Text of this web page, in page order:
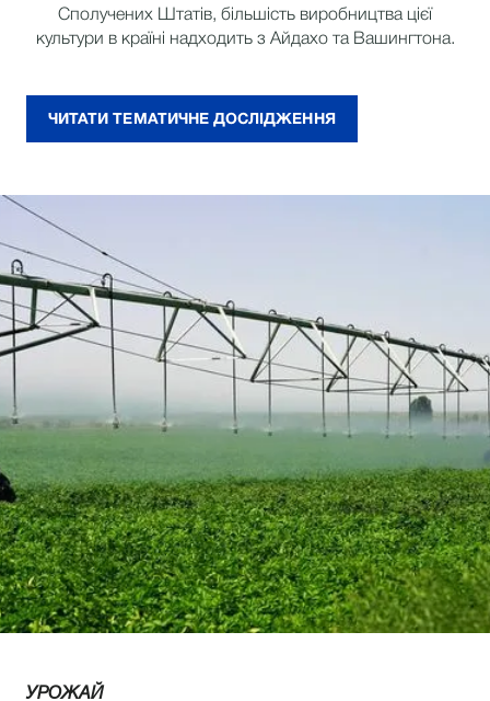
Сполучених Штатів, більшість виробництва цієї
культури в країні надходить з Айдахо та Вашингтона.
ЧИТАТИ ТЕМАТИЧНЕ ДОСЛІДЖЕННЯ
УРОЖАЙ